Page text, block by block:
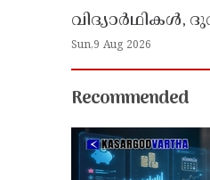
വിദ്യാർഥികൾ,
Sun,9 Aug 2026
Recommended